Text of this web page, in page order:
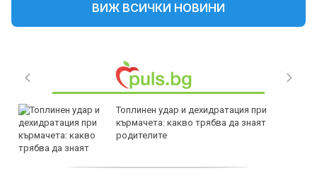
ВИЖ ВСИЧКИ НОВИНИ
Топлинен удар и дехидратация при
кърмачета: какво трябва да знаят
родителите